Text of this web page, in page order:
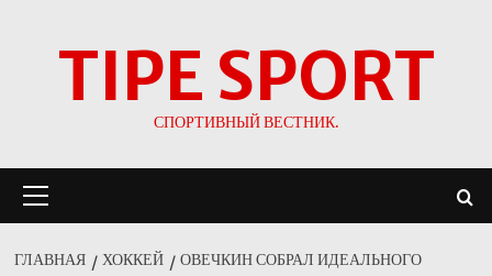
TIPE SPORT
СПОРТИВНЫЙ ВЕСТНИК.
меню
ГЛАВНАЯ ХОККЕЙ
ОВЕЧКИН СОБРАЛ ИДЕАЛЬНОГО